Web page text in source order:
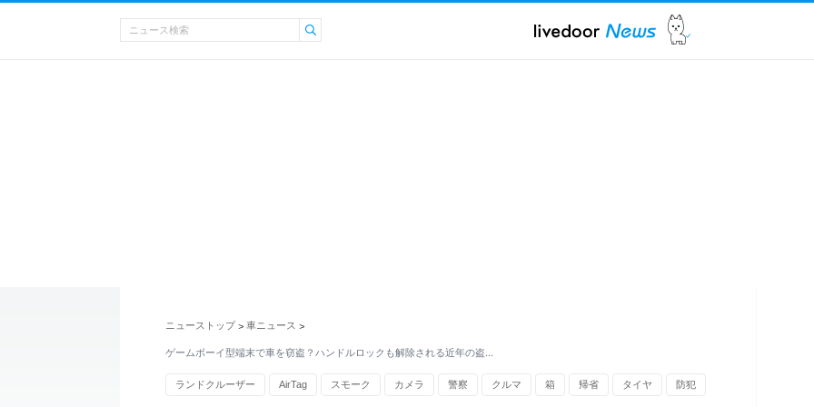
ニューストップ > 車ニュース >
ゲームボーイ型端末で車を窃盗？ハンドルロックも解除される近年の盗…
ランドクルーザー AirTag スモーク カメラ 警察 クルマ 箱 帰省 タイヤ 防犯